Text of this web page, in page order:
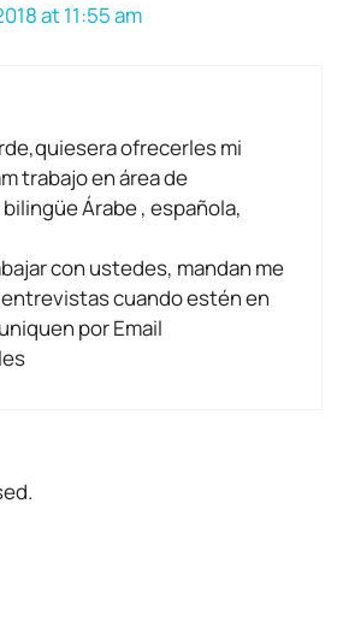
at 11:55 am
ofrecerles mi
trabajo en área de
Árabe , española,
con ustedes, mandan me
cuando estén en
por Email